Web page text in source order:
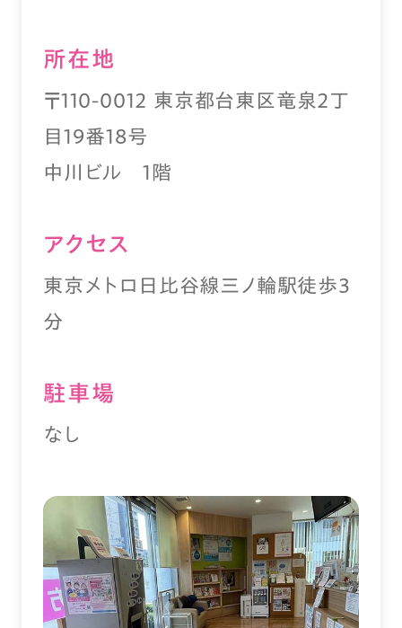
所在地
〒110-0012 東京都台東区竜泉2丁
目19番18号
中川ビル 1階
アクセス
東京メトロ日比谷線三ノ輪駅徒歩3
分
駐⾞場
なし